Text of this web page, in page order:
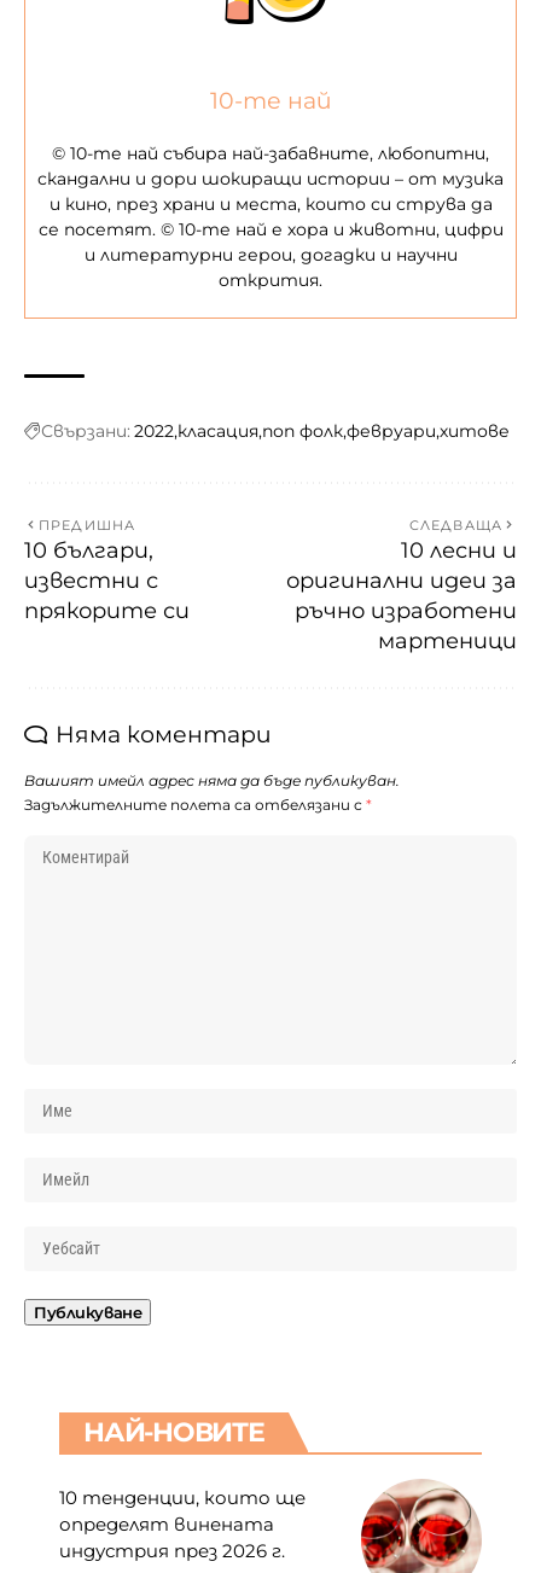
10-те най
© 10-те най събира най-забавните, любопитни,
скандални и дори шокиращи истории – от музика
и кино, през храни и места, които си струва да
се посетят. © 10-те най е хора и животни, цифри
и литературни герои, догадки и научни
открития.
Свързани: 2022 класация поп фолкфевруари хитове
ПРЕДИШНА
10 българи,
известни с
прякорите си
СЛЕДВАЩА
10 лесни и
оригинални идеи за
ръчно изработени
мартеници
Няма коментари
Вашият имейл адрес няма да бъде публикуван.
Задължителните полета са отбелязани с *
НАЙ-НОВИТЕ
10 тенденции, които ще
определят винената
индустрия през 2026 г.